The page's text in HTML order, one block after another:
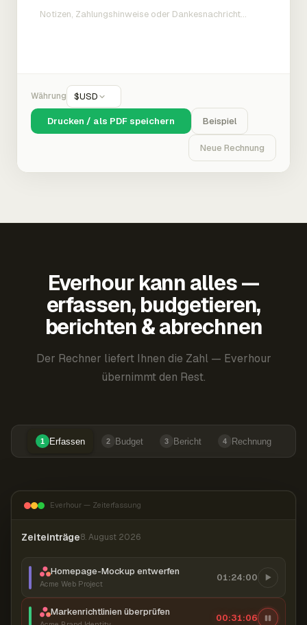
Währung $USD
Drucken / als PDF speichern Beispiel
Neue Rechnung
Everhour kann alles —
erfassen, budgetieren,
berichten & abrechnen
Der Rechner liefert Ihnen die Zahl — Everhour
übernimmt den Rest.
1 Erfassen 2 Budget 3 Bericht 4 Rechnung
Everhour — Zeiterfassung
Zeiteinträge8. August 2026
Homepage-Mockup entwerfen
Acme Web Project
01:24:00
Markenrichtlinien überprüfen 00:31:07